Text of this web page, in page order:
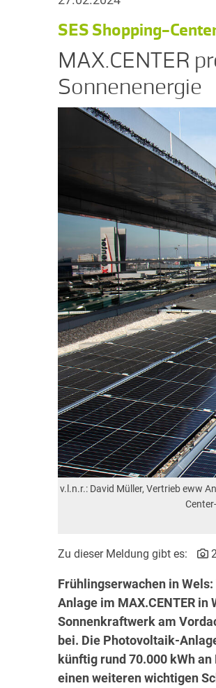
SES Shopping-
MAX.CENTER
Sonnenenergie
v.l.n.r.: David Müller, Vertrieb eww
Zu dieser Meldung gibt es:
Frühlingserwachen in
Anlage im MAX.CENTER
Sonnenkraftwerk am
bei. Die Photovoltaik-
künftig rund 70.000 kWh
einen weiteren wichtigen